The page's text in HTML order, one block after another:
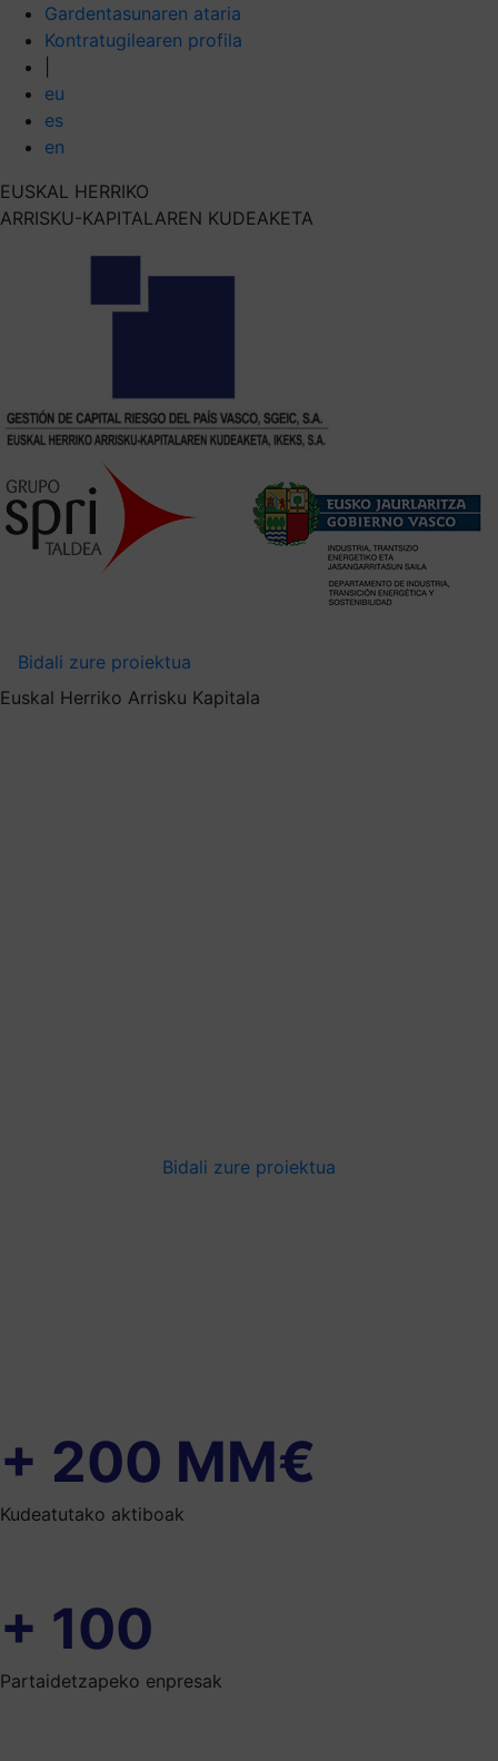
Gardentasunaren ataria
Kontratugilearen profila
eu
es
en
EUSKAL HERRIKO
ARRISKU-KAPITALAREN KUDEAKETA
Bidali zure proiektua
Euskal Herriko Arrisku Kapitala
Bidali zure proiektua
+ 200 MM€
Kudeatutako aktiboak
+ 100
Partaidetzapeko enpresak